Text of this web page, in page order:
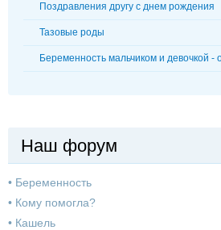
Поздравления другу с днем рождения
Тазовые роды
Беременность мальчиком и девочкой -
Наш форум
• Беременность
• Кому помогла?
• Кашель